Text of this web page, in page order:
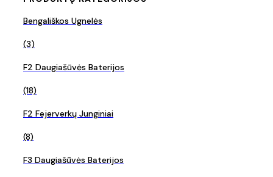
Bengališkos Ugnelės
(3)
F2 Daugiašūvės Baterijos
(18)
F2 Fejerverkų Junginiai
(8)
F3 Daugiašūvės Baterijos